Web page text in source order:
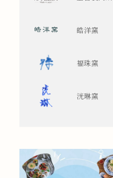
皓洋窯
福珠窯
洸琳窯